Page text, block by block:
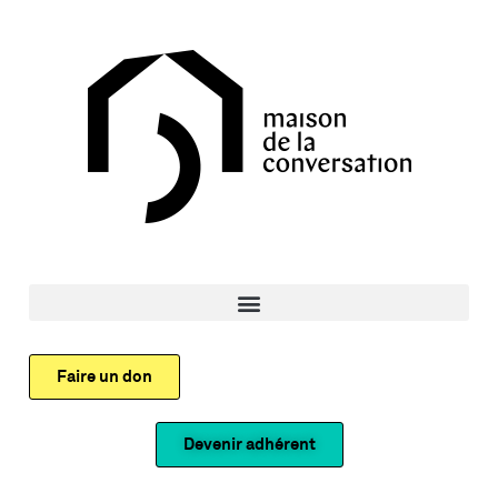
Faire un don
Devenir adhérent